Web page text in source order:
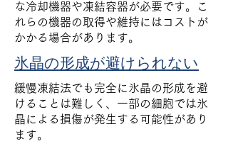
な冷却機器や凍結容器が必要です。こ
れらの機器の取得や維持にはコストが
かかる場合があります。
氷晶の形成が避けられない
緩慢凍結法でも完全に氷晶の形成を避
けることは難しく、一部の細胞では氷
晶による損傷が発生する可能性があり
ます。